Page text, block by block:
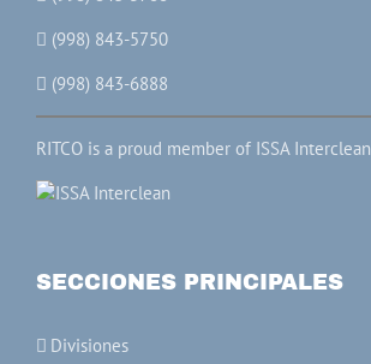
(998) 843-5750
(998) 843-6888
RITCO is a proud member of ISSA Interclean
SECCIONES PRINCIPALES
Divisiones